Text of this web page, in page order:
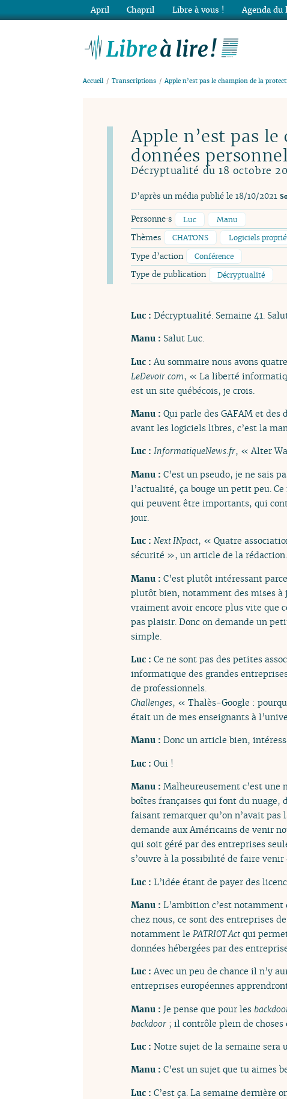
Accueil Transcriptions Apple n’est pas le champion de la
Apple n’est pas
données
Décryptualité du 18 octobre
D’après un média publié le 18/10/2021
Personne·s Luc Manu
Thèmes CHATONS Logiciels
Type d’action Conférence
Type de publication Décryptualité
Luc : Décryptualité. Semaine 41.
Manu : Salut Luc.
Luc : Au sommaire nous avons
LeDevoir.com, « La liberté
est un site québécois, je crois.
Manu : Qui parle des GAFAM et
avant les logiciels libres, c’est la
Luc : InformatiqueNews.fr, « Alter
Manu : C’est un pseudo, je ne sais
l’actualité, ça bouge un petit peu.
qui peuvent être importants, qui
jour.
Luc : Next INpact, « Quatre
sécurité », un article de la rédaction.
Manu : C’est plutôt intéressant
plutôt bien, notamment des mises à
vraiment avoir encore plus vite que
pas plaisir. Donc on demande un
simple.
Luc : Ce ne sont pas des petites
informatique des grandes
de professionnels.
Challenges, « Thalès-Google :
était un de mes enseignants à
Manu : Donc un article bien,
Luc : Oui !
Manu : Malheureusement c’est une
boîtes françaises qui font du nuage,
faisant remarquer qu’on n’avait pas
demande aux Américains de venir
qui soit géré par des entreprises
s’ouvre à la possibilité de faire venir
Luc : L’idée étant de payer des
Manu : L’ambition c’est notamment
chez nous, ce sont des entreprises
notamment le PATRIOT Act qui
données hébergées par des
Luc :Avec un peu de chance il n’y
entreprises européennes
Manu : Je pense que pour les
backdoor ; il contrôle plein de
Luc : Notre sujet de la semaine sera
Manu : C’est un sujet que tu aimes
Luc : C’est ça. La semaine dernière
April Chapril Libre à vous ! Agenda du